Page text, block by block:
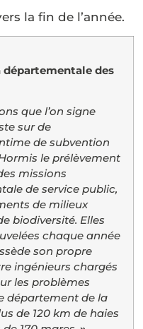
la fin de l’année.
départementale des
que l’on signe
sur de
de subvention
le prélèvement
missions
de service public,
de milieux
biodiversité. Elles
chaque année
son propre
ingénieurs chargés
les problèmes
département de la
de 120 km de haies